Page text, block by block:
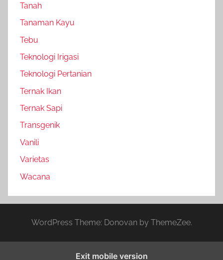
Tanah
Tanaman Kayu
Tebu
Teknologi Irigasi
Teknologi Pertanian
Ternak Ikan
Ternak Sapi
Transgenik
Vanili
Varietas
Wacana
WordPress Theme: Donovan by ThemeZee.
Exit mobile version